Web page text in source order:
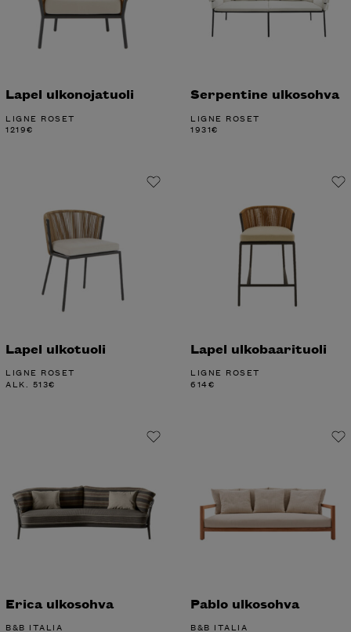
Lapel ulkonojatuoli
LIGNE ROSET
1219€
Serpentine ulkosohva
LIGNE ROSET
1931€
Lapel ulkotuoli
LIGNE ROSET
ALK. 513€
Lapel ulkobaarituoli
LIGNE ROSET
614€
Erica ulkosohva
B&B ITALIA
Pablo ulkosohva
B&B ITALIA